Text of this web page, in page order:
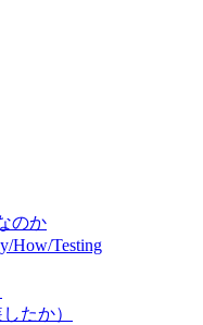
のか
How/Testing
たか）